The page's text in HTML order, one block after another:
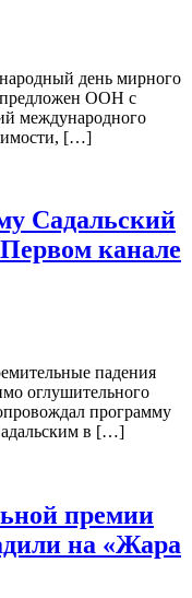
день мирного
предложен ООН с
международного
[…]
Садальский
канале
падения
оглушительного
программу
в […]
премии
на «Жара